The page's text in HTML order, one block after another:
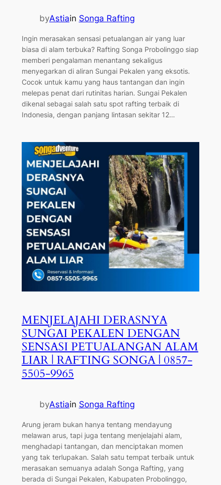
byAstiain Songa Rafting
Ingin merasakan sensasi petualangan air yang luar
biasa di alam terbuka? Rafting Songa Probolinggo siap
memberi pengalaman menantang sekaligus
menyegarkan di aliran Sungai Pekalen yang eksotis.
Cocok untuk kamu yang haus tantangan dan ingin
melepas penat dari rutinitas harian. Sungai Pekalen
dikenal sebagai salah satu spot rafting terbaik di
Indonesia, dengan panjang lintasan sekitar 12…
MENJELAJAHI DERASNYA
SUNGAI PEKALEN DENGAN
SENSASI PETUALANGAN ALAM
LIAR | RAFTING SONGA | 0857-
5505-9965
byAstiain Songa Rafting
Arung jeram bukan hanya tentang mendayung
melawan arus, tapi juga tentang menjelajahi alam,
menghadapi tantangan, dan menciptakan momen
yang tak terlupakan. Salah satu tempat terbaik untuk
merasakan semuanya adalah Songa Rafting, yang
berada di Sungai Pekalen, Kabupaten Probolinggo,